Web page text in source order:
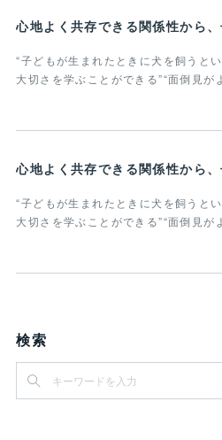
“子どもが生まれたときに犬を飼うと
大切さを学ぶことができる”“面倒見が
“子どもが生まれたときに犬を飼うと
大切さを学ぶことができる”“面倒見が
検索